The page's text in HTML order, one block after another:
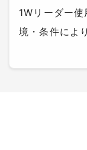
1Wリーダー
境・条件によ